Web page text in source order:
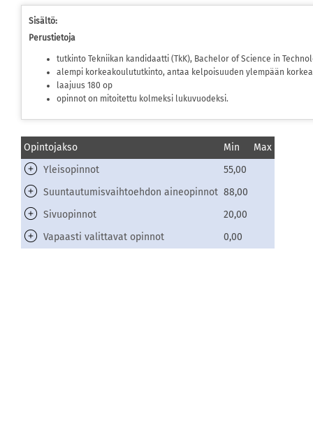
Sisältö:
Perustietoja
tutkinto Tekniikan kandidaatti (TkK), Bachelor of Science in
alempi korkeakoulututkinto, antaa kelpoisuuden ylempään
laajuus 180 op
opinnot on mitoitettu kolmeksi lukuvuodeksi.
Opintojakso Min
Max
Yleisopinnot
55,00
Suuntautumisvaihtoehdon aineopinnot 88,00
Sivuopinnot
20,00
Vapaasti valittavat opinnot
0,00